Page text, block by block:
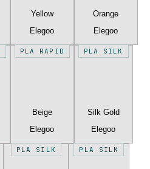
Yellow
Elegoo
Orange
Elegoo
PLA RAPID
Beige
Elegoo
PLA SILK
Silk Gold
Elegoo
PLA SILK PLA SILK